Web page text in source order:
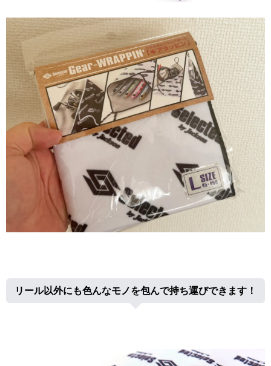
リール以外にも色んなモノを包んで持ち運びできます！